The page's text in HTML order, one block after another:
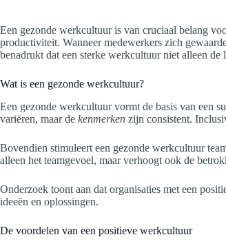
Een gezonde werkcultuur is van cruciaal belang
productiviteit. Wanneer medewerkers zich
benadrukt dat een sterke werkcultuur niet alleen
Wat is een gezonde werkcultuur?
Een gezonde werkcultuur vormt de basis van een
variëren, maar de kenmerken zijn consistent.
Bovendien stimuleert een gezonde werkcultuur
alleen het teamgevoel, maar verhoogt ook de
Onderzoek toont aan dat organisaties met een
ideeën en oplossingen.
De voordelen van een positieve werkcultuur